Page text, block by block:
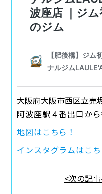
大阪府大阪市西区立売
阿波座駅４番出口か
地図はこちら！
インスタグラムはこち
<次の記